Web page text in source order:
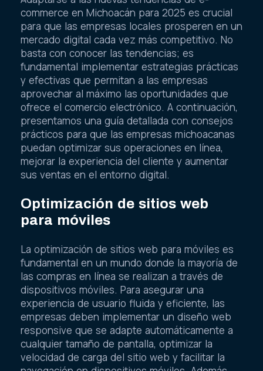
Adaptarse a las nuevas tendencias de e-
commerce en Michoacán para 2025 es crucial
para que las empresas locales prosperen en un
mercado digital cada vez más competitivo. No
basta con conocer las tendencias; es
fundamental implementar estrategias prácticas
y efectivas que permitan a las empresas
aprovechar al máximo las oportunidades que
ofrece el comercio electrónico. A continuación,
presentamos una guía detallada con consejos
prácticos para que las empresas michoacanas
puedan optimizar sus operaciones en línea,
mejorar la experiencia del cliente y aumentar
sus ventas en el entorno digital.
Optimización de sitios web
para móviles
La optimización de sitios web para móviles es
fundamental en un mundo donde la mayoría de
las compras en línea se realizan a través de
dispositivos móviles. Para asegurar una
experiencia de usuario fluida y eficiente, las
empresas deben implementar un diseño web
responsive que se adapte automáticamente a
cualquier tamaño de pantalla, optimizar la
velocidad de carga del sitio web y facilitar la